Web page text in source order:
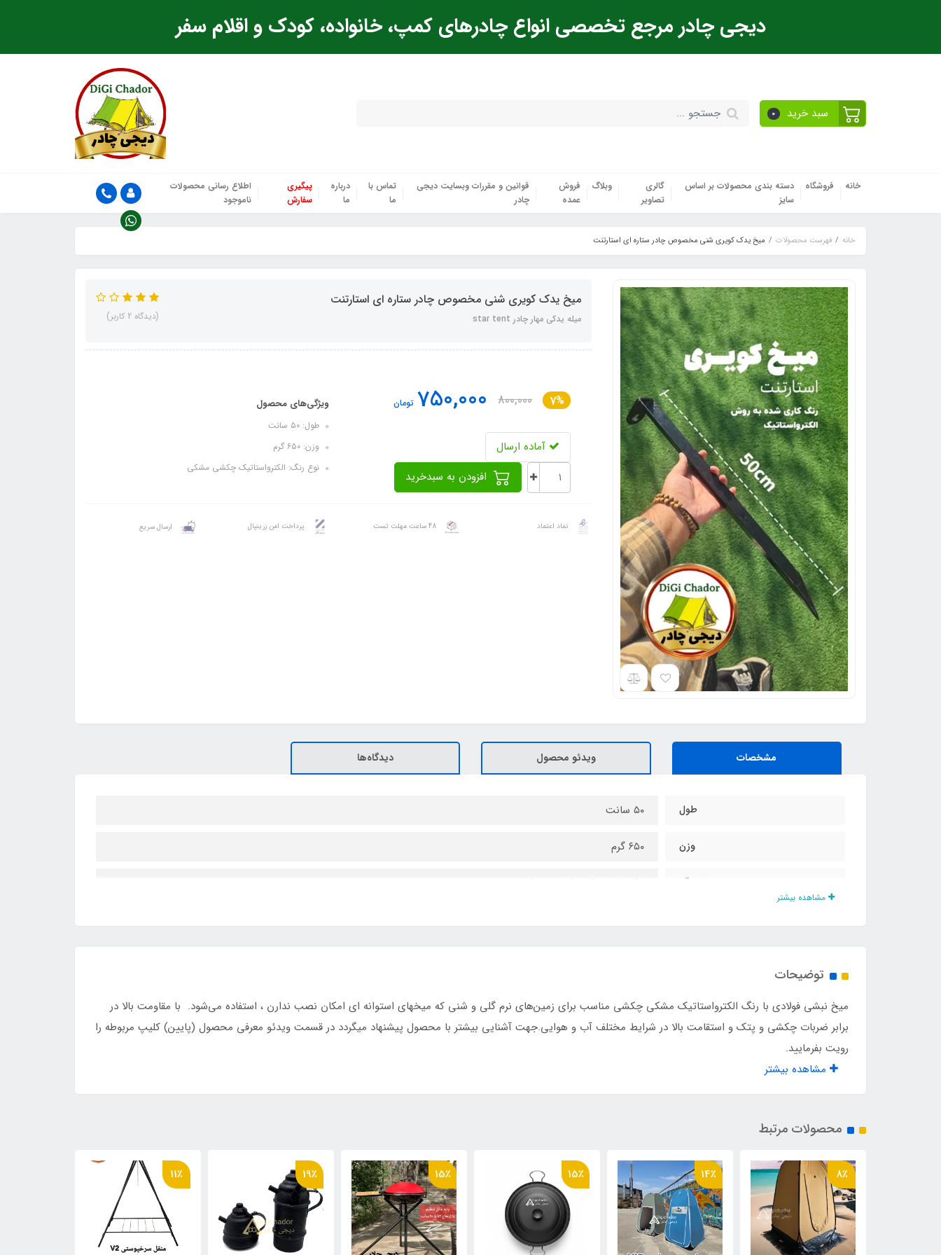
دیجی چادر مرجع تخصصی انواع چادرهای کمپ، خانواده، کودک و اقلام سفر
سبد خرید 0
خانه فروشگاه
دسته بندی محصولات بر اساس
سایز
گالری
تصاویر
وبلاگ
فروش
عمده
قوانین و مقررات وبسایت دیجی
چادر
تماس با
ما
درباره
ما
پیگیری
سفارش
اطلاع رسانی محصولات
ناموجود
خانه فهرست محصولات میخ یدک کویری شنی مخصوص چادر ستاره ای استارتنت
میخ یدک کویری شنی مخصوص چادر ستاره ای استارتنت
میله یدکی مهار چادر star tent (دیدگاه 2 کاربر)
7%
800,000
750,000 تومان
آماده ارسال
ویژگی‌های محصول
طول: ۵۰ سانت
وزن: ۶۵۰ گرم
نوع رنگ: الکترواستاتیک چکشی مشکی
نماد اعتماد 48 ساعت مهلت تست پرداخت امن زرینپال ارسال سریع
مشخصات ویدئو محصول دیدگاه‌ها
طول ۵۰ سانت
وزن ۶۵۰ گرم
نوع رنگ الکترواستاتیک چکشی مشکی
مشاهده بیشتر
توضیحات
میخ نبشی فولادی با رنگ الکترواستاتیک مشکی چکشی مناسب برای زمین‌های نرم گلی و شنی که میخهای استوانه ای امکان نصب ندارن ، استفاده می‌شود. با مقاومت بالا در
برابر ضربات چکشی و پتک و استقامت بالا در شرایط مختلف آب و هوایی.جهت آشنایی بیشتر با محصول پیشنهاد میگردد در قسمت ویدئو معرفی محصول (پایین) کلیپ مربوطه را
رویت بفرمایید.
مشاهده بیشتر
محصولات مرتبط
8٪ 14٪ 15٪ 15٪ 19٪ 11٪